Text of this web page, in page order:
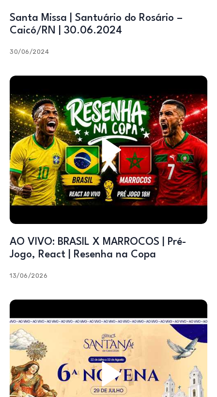
Santa Missa | Santuário do Rosário –
Caicó/RN | 30.06.2024
30/06/2024
AO VIVO: BRASIL X MARROCOS | Pré-
Jogo, React | Resenha na Copa
13/06/2026